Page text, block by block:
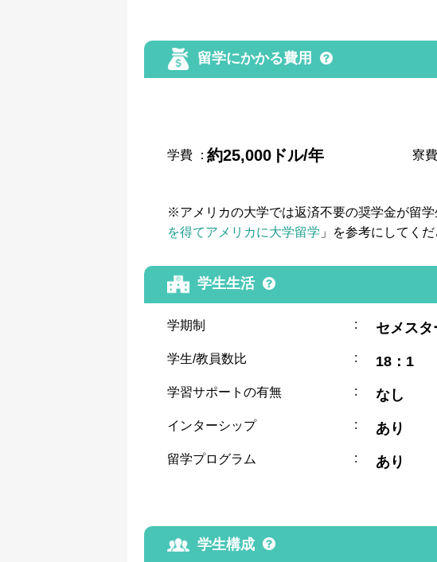
留学にかかる費用
学費 ：約25,000ドル/年 寮
※アメリカの大学では返済不要の奨学金が留
を得てアメリカに大学留学 」を参考にしてくだ
学生生活
学期制 : セメスタ
学生/教員数比 : 18：1
学習サポートの有無 : なし
インターシップ : あり
留学プログラム : あり
学生構成